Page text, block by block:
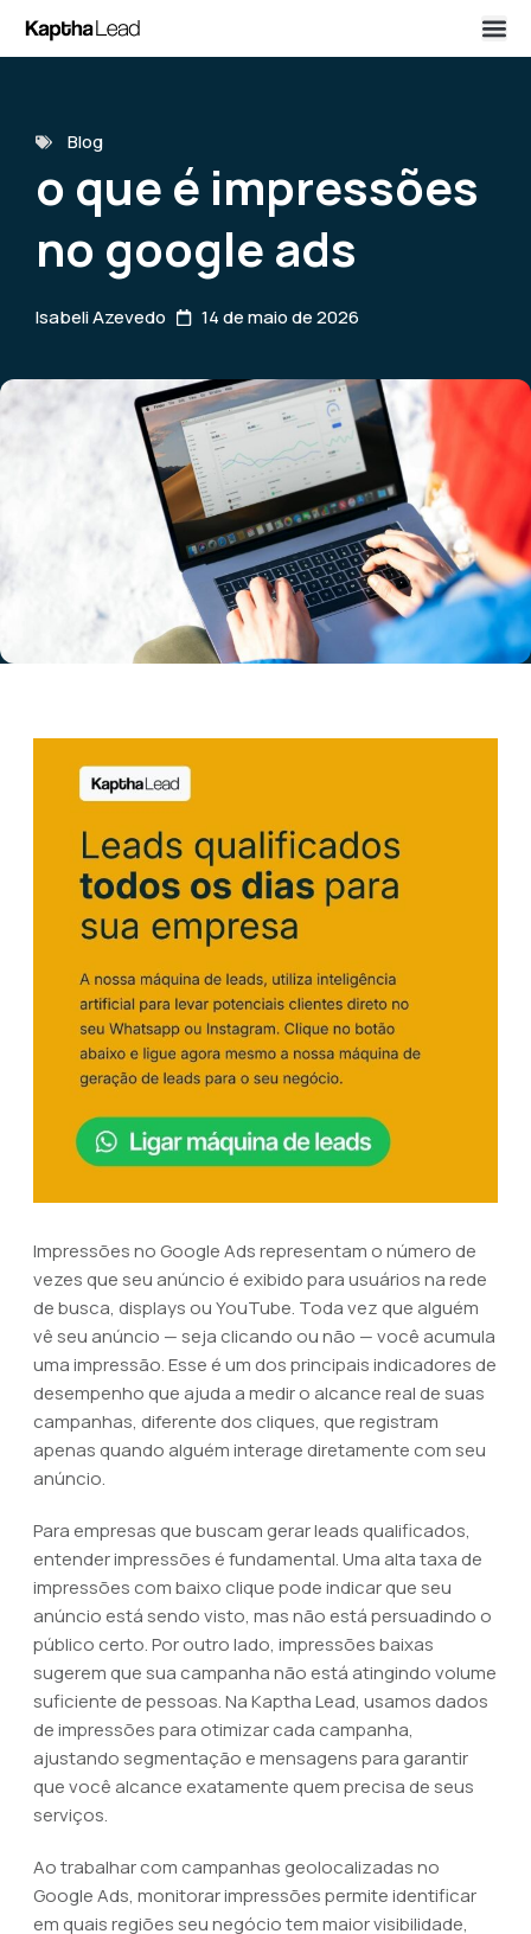
Blog
o que é impressões
no google ads
Isabeli Azevedo 14 de maio de 2026
Impressões no Google Ads representam o número de
vezes que seu anúncio é exibido para usuários na rede
de busca, displays ou YouTube. Toda vez que alguém
vê seu anúncio — seja clicando ou não — você acumula
uma impressão. Esse é um dos principais indicadores de
desempenho que ajuda a medir o alcance real de suas
campanhas, diferente dos cliques, que registram
apenas quando alguém interage diretamente com seu
anúncio.
Para empresas que buscam gerar leads qualificados,
entender impressões é fundamental. Uma alta taxa de
impressões com baixo clique pode indicar que seu
anúncio está sendo visto, mas não está persuadindo o
público certo. Por outro lado, impressões baixas
sugerem que sua campanha não está atingindo volume
suficiente de pessoas. Na Kaptha Lead, usamos dados
de impressões para otimizar cada campanha,
ajustando segmentação e mensagens para garantir
que você alcance exatamente quem precisa de seus
serviços.
Ao trabalhar com campanhas geolocalizadas no
Google Ads, monitorar impressões permite identificar
em quais regiões seu negócio tem maior visibilidade,